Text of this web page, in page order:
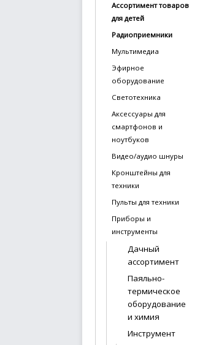
news@signalelectronics.ru
Ассортимент товаров
для детей
Радиоприемники
Мультимедиа
Эфирное
оборудование
Светотехника
Аксессуары для
смартфонов и
ноутбуков
Видео/аудио шнуры
Кронштейны для
техники
Пульты для техники
Приборы и
инструменты
Дачный
ассортимент
Паяльно-
термическое
оборудование
и химия
Инструмент